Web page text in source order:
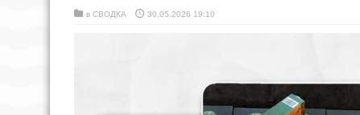
в СВОДКА 30.05.2026 19:10